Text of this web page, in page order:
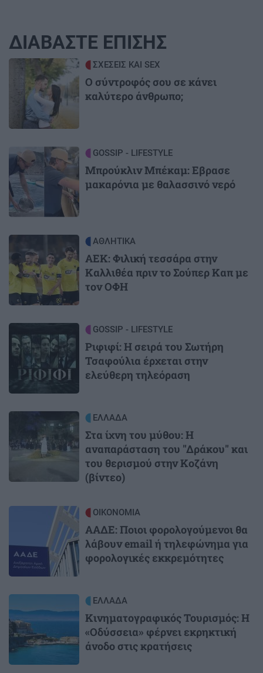
ΔΙΑΒΑΣΤΕ ΕΠΙΣΗΣ
ΣΧΕΣΕΙΣ ΚΑΙ SEX
Ο σύντροφός σου σε κάνει
καλύτερο άνθρωπο;
Image GOSSIP - LIFESTYLE
Μπρούκλιν Μπέκαμ: Εβρασε
μακαρόνια με θαλασσινό νερό
ΑΘΛΗΤΙΚΑ
ΑΕΚ: Φιλική τεσσάρα στην
Καλλιθέα πριν το Σούπερ Καπ με
τον ΟΦΗ
GOSSIP - LIFESTYLE
Ριφιφί: Η σειρά του Σωτήρη
Τσαφούλια έρχεται στην
ελεύθερη τηλεόραση
ΕΛΛΑΔΑ
Στα ίχνη του μύθου: Η
αναπαράσταση του "Δράκου" και
του θερισμού στην Κοζάνη
(βίντεο)
ΟΙΚΟΝΟΜΙΑ
ΑΑΔΕ: Ποιοι φορολογούμενοι θα
λάβουν email ή τηλεφώνημα για
φορολογικές εκκρεμότητες
ΕΛΛΑΔΑ
Κινηματογραφικός Τουρισμός: Η
«Οδύσσεια» φέρνει εκρηκτική
άνοδο στις κρατήσεις